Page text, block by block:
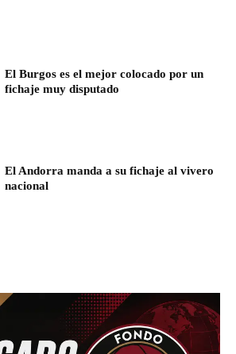
El Burgos es el mejor colocado por un
fichaje muy disputado
El Andorra manda a su fichaje al vivero
nacional